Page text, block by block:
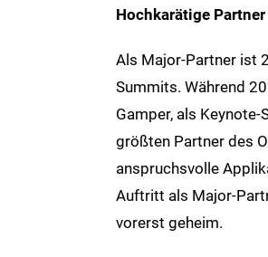
Hochkarätige
Als Major-Partner ist
Summits. Während
Gamper, als
größten Partner des
anspruchsvolle
Auftritt als Major-
vorerst geheim.